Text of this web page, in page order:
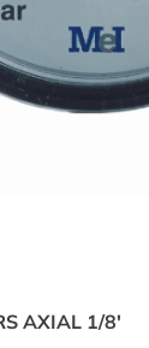
AXIAL 1/8′